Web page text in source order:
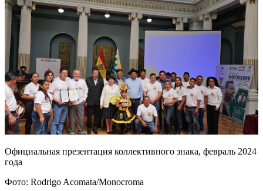
Официальная презентация коллективного знака, февраль 2024
года
Фото: Rodrigo Acomata/Monocroma